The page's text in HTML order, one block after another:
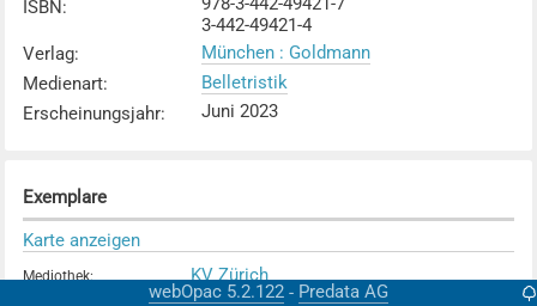
ISBN:
3-442-49421-4
Verlag:
München : Goldmann
Medienart:
Belletristik
Erscheinungsjahr: Juni 2023
Exemplare
Karte anzeigen
Mediothek: KV Zürich
Verfügbar
webOpac 5.2.122 - Predata AG